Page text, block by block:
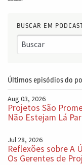
BUSCAR EM
Últimos episódios do
Aug 03, 2026
Projetos São
Não Estejam Lá
Jul 28, 2026
Reflexões sobre A
Os Gerentes de